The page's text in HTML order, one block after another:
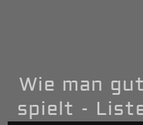
Wie man
spielt -